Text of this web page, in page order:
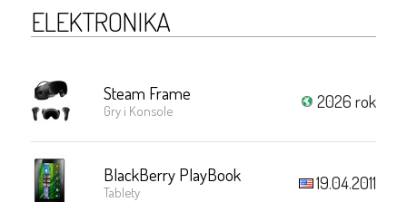
ELEKTRONIKA
Steam Frame
Gry i Konsole 2026 rok
BlackBerry PlayBook
Tablety 19.04.2011